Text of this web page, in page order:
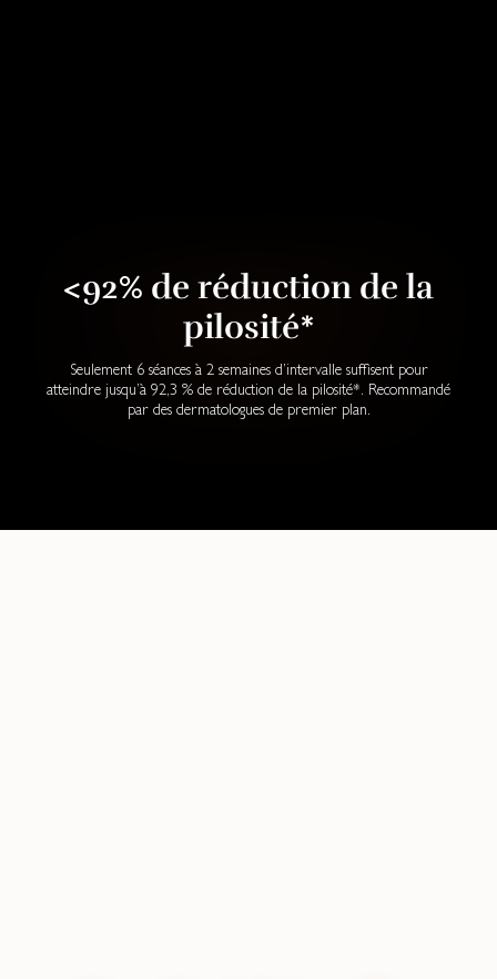
<92% de réduction de la
pilosité*
Seulement 6 séances à 2 semaines d’intervalle suffisent pour
atteindre jusqu’à 92,3 % de réduction de la pilosité*. Recommandé
par des dermatologues de premier plan.